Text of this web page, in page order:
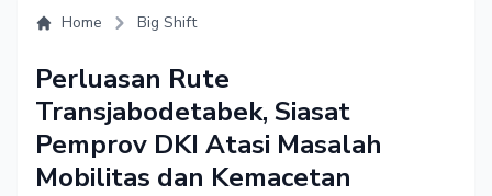
Home Big Shift
Perluasan Rute
Transjabodetabek, Siasat
Pemprov DKI Atasi Masalah
Mobilitas dan Kemacetan